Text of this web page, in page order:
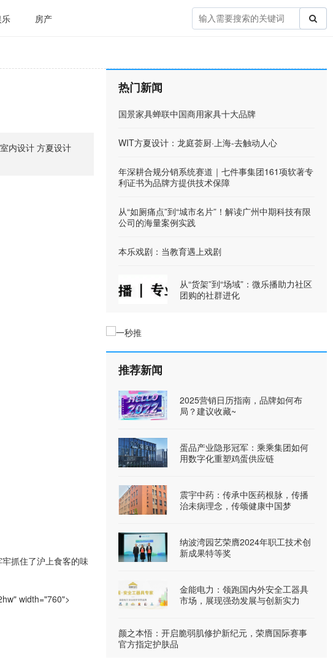
房产
内设计 方夏设计
抓住了沪上食客的味
width="760">
热门新闻
国景家具蝉联中国商用家具十大品牌
WIT方夏设计：龙庭荟厨·上海-去触动人心
年深耕合规分销系统赛道｜七件事集团161项软著专
利证书为品牌方提供技术保障
从“如厕痛点”到“城市名片”！解读广州中期科技有限
公司的海量案例实践
本乐戏剧：当教育遇上戏剧
从“货架”到“场域”：微乐播助力社区
团购的社群进化
推荐新闻
2025营销日历指南，品牌如何布
局？建议收藏~
蛋品产业隐形冠军：乘乘集团如何
用数字化重塑鸡蛋供应链
震宇中药：传承中医药根脉，传播
治未病理念，传颂健康中国梦
纳波湾园艺荣膺2024年职工技术创
新成果特等奖
金能电力：领跑国内外安全工器具
市场，展现强劲发展与创新实力
颜之本悟：开启脆弱肌修护新纪元，荣膺国际赛事
官方指定护肤品